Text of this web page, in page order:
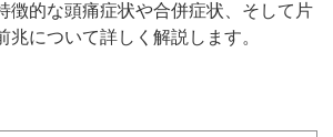
徴的な頭痛症状や合併症状、そして片
兆について詳しく解説します。